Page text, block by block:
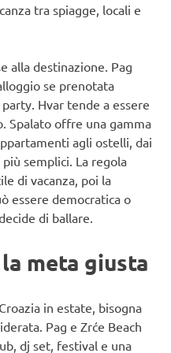
tra spiagge, locali e
alla destinazione. Pag
se prenotata
Hvar tende a essere
Spalato offre una gamma
agli ostelli, dai
semplici. La regola
di vacanza, poi la
essere democratica o
di ballare.
meta giusta
in estate, bisogna
Pag e Zrće Beach
dj set, festival e una